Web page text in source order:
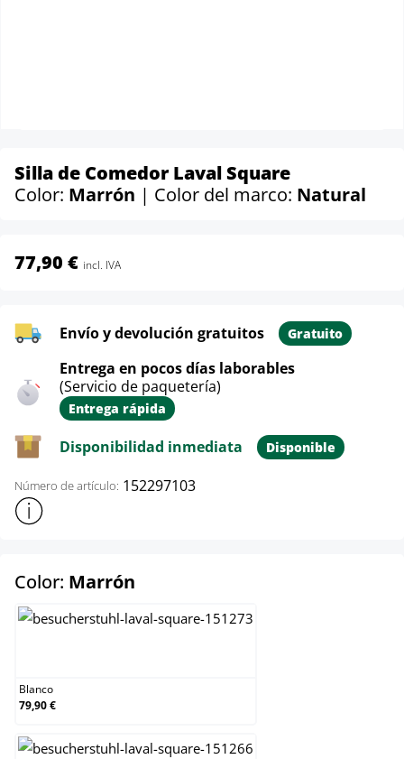
Silla de Comedor Laval Square
Color: Marrón | Color del marco: Natural
77,90 € incl. IVA
Envío y devolución gratuitos Gratuito
Entrega en pocos días laborables
(Servicio de paquetería)
Entrega rápida
Disponibilidad inmediata Disponible
Número de artículo: 152297103
Mostrar más información sobre el producto
Color: Marrón
Blanco
79,90 €